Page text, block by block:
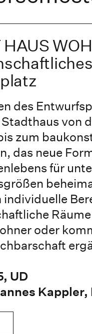
des
Stadthaus von
zum
das neue
für
individuelle
oder
UD
Kappler,